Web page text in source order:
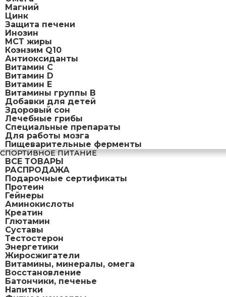
Магний
Цинк
Защита печени
Инозин
МСТ жиры
Коэнзим Q10
Антиоксиданты
Витамин С
Витамин D
Витамин Е
Витамины группы B
Добавки для детей
Здоровый сон
Лечебные грибы
Специальные препараты
Для работы мозга
Пищеварительные ферменты
СПОРТИВНОЕ ПИТАНИЕ
ВСЕ ТОВАРЫ
РАСПРОДАЖА
Подарочные сертификаты
Протеин
Гейнеры
Аминокислоты
Креатин
Глютамин
Суставы
Тестостерон
Энергетики
Жиросжигатели
Витамины, минералы, омега
Восстановление
Батончики, печенье
Напитки